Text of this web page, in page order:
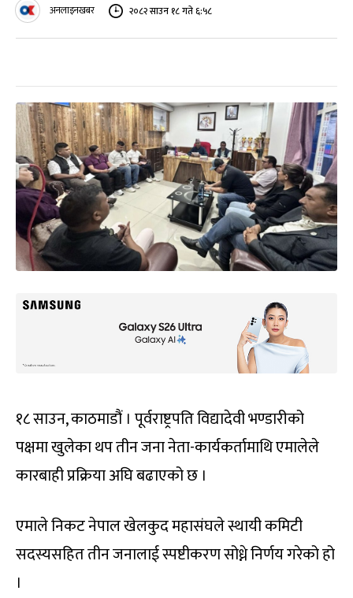
अनलाइनखबर २०८२ साउन १८ गते ६:५८
१८ साउन, काठमाडौं । पूर्वराष्ट्रपति विद्यादेवी भण्डारीको
पक्षमा खुलेका थप तीन जना नेता-कार्यकर्तामाथि एमालेले
कारबाही प्रक्रिया अघि बढाएको छ ।
एमाले निकट नेपाल खेलकुद महासंघले स्थायी कमिटी
सदस्यसहित तीन जनालाई स्पष्टीकरण सोध्ने निर्णय गरेको हो
।